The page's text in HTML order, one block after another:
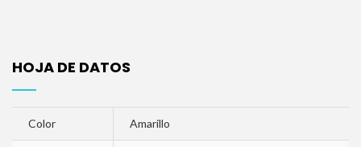
HOJA DE DATOS
Color Amarillo